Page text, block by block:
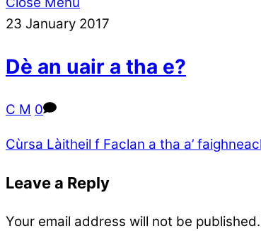
23 January 2017
Dè an uair a tha e?
C M 0
Cùrsa Làitheil f Faclan a tha a’
Leave a Reply
Your email address will not be published.